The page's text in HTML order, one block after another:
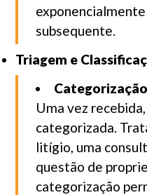
subsequente.
Triagem e
Uma vez
categorizada.
litígio, uma
questão de
categorização